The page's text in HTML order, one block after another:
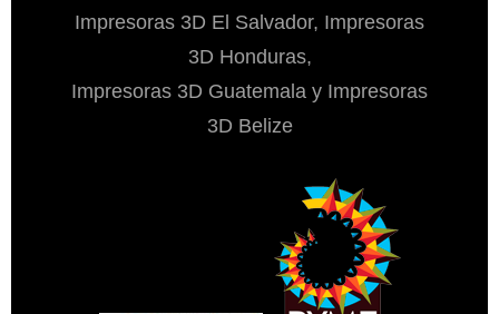
Impresoras 3D El Salvador, Impresoras
3D Honduras,
Impresoras 3D Guatemala y Impresoras
3D Belize